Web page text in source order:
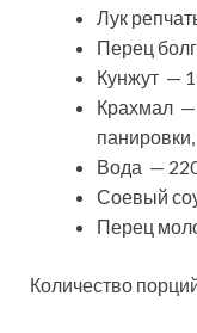
Лук
Перец
Кунжут —
Крахмал —
Вода —
Соевый
Перец
Количество